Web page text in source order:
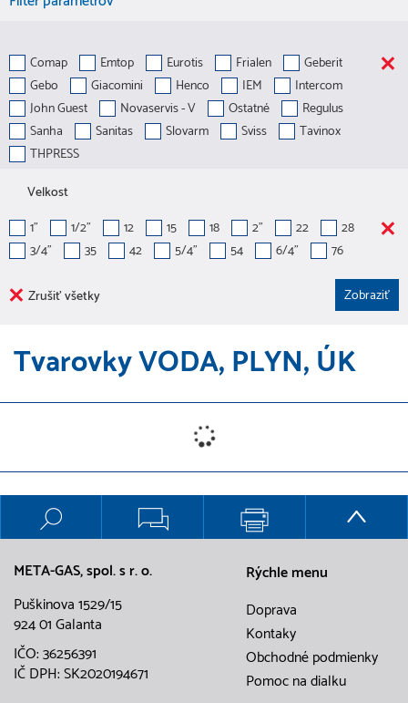
Comap Emtop Eurotis Frialen
Geberit
Gebo
Giacomini Henco IEM
Intercom
John Guest
Novaservis - V Ostatné
Regulus
Sanha
Sanitas Slovarm Sviss
Tavinox
THPRESS
Velkost
1"
1/2" 12 15 18 2" 22
28
3/4"
35 42 5/4" 54 6/4" 76
Zrušiť všetky
Tvarovky VODA, PLYN, ÚK
META-GAS, spol. s r. o.
Puškinova 1529/15
924 01 Galanta
IČO: 36256391
IČ DPH: SK2020194671
Rýchle menu
Doprava
Kontaky
Obchodné podmienky
Pomoc na dialku